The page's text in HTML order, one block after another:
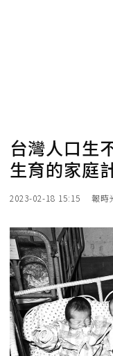
台灣人口生
生育的家庭
2023-02-18 15:15 報時